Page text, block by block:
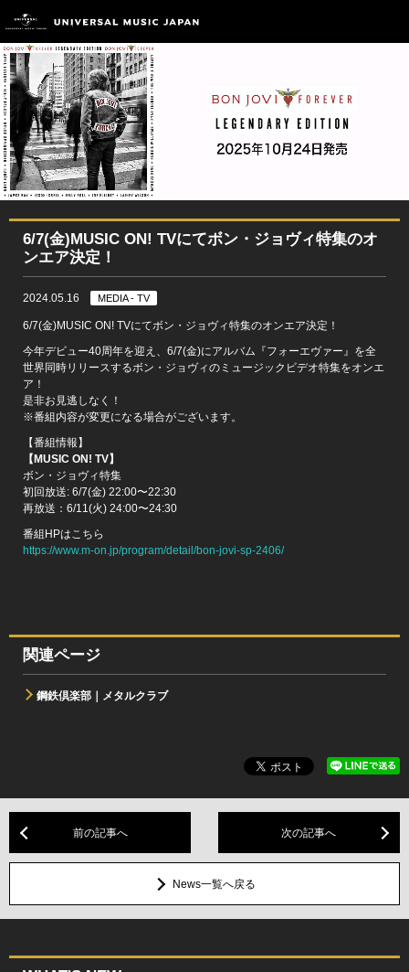
6/7(金)MUSIC ON! TVにてボン・ジョヴィ特集のオ
ンエア決定！
2024.05.16 MEDIA - TV
6/7(金)MUSIC ON! TVにてボン・ジョヴィ特集のオンエア決定！
今年デビュー40周年を迎え、6/7(金)にアルバム『フォーエヴァー』を全
世界同時リリースするボン・ジョヴィのミュージックビデオ特集をオンエ
ア！
是非お見逃しなく！
※番組内容が変更になる場合がございます。
【番組情報】
【MUSIC ON! TV】
ボン・ジョヴィ特集
初回放送: 6/7(金) 22:00〜22:30
再放送：6/11(火) 24:00〜24:30
番組HPはこちら
https://www.m-on.jp/program/detail/bon-jovi-sp-2406/
関連ページ
鋼鉄倶楽部｜メタルクラブ
前の記事へ 次の記事へ
News一覧へ戻る